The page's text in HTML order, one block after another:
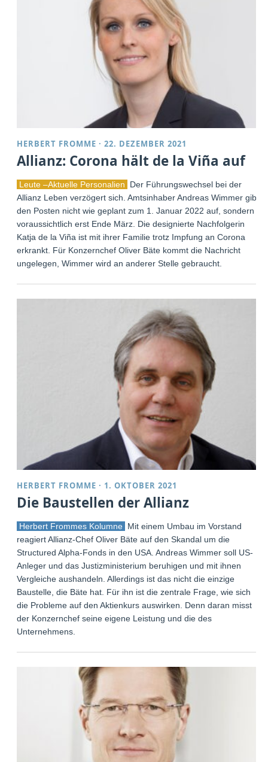
HERBERT FROMME ·22. DEZEMBER 2021
Allianz: Corona hält de la Viña auf
Leute –Aktuelle Personalien
Der Führungswechsel bei der
Allianz Leben verzögert sich. Amtsinhaber Andreas Wimmer gibt
den Posten nicht wie geplant zum 1. Januar 2022 auf, sondern
voraussichtlich erst Ende März. Die designierte Nachfolgerin
Katja de la Viña ist mit ihrer Familie trotz Impfung an Corona
erkrankt. Für Konzernchef Oliver Bäte kommt die Nachricht
ungelegen, Wimmer wird an anderer Stelle gebraucht.
HERBERT FROMME · 1. OKTOBER 2021
Die Baustellen der Allianz
Herbert Frommes Kolumne
Mit einem Umbau im Vorstand
reagiert Allianz-Chef Oliver Bäte auf den Skandal um die
Structured Alpha-Fonds in den USA. Andreas Wimmer soll US-
Anleger und das Justizministerium beruhigen und mit ihnen
Vergleiche aushandeln. Allerdings ist das nicht die einzige
Baustelle, die Bäte hat. Für ihn ist die zentrale Frage, wie sich
die Probleme auf den Aktienkurs auswirken. Denn daran misst
der Konzernchef seine eigene Leistung und die des
Unternehmens.